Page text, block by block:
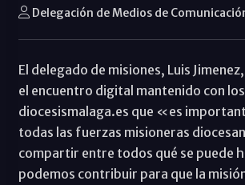
Delegación de Medios de
El delegado de misiones, Luis
el encuentro digital mantenido con
diocesismalaga.es que «es
todas las fuerzas misioneras
compartir entre todos qué se puede
podemos contribuir para que la